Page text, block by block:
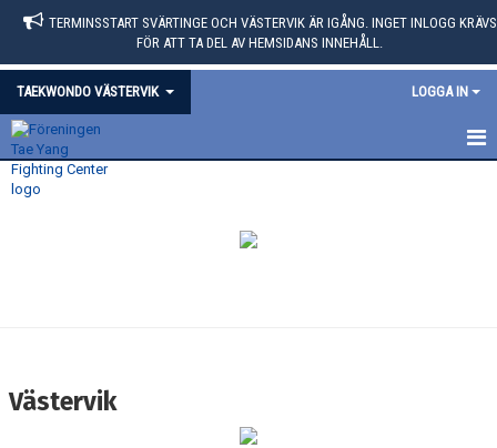
TERMINSSTART SVÄRTINGE OCH VÄSTERVIK ÄR IGÅNG. INGET INLOGG KRÄVS
FÖR ATT TA DEL AV HEMSIDANS INNEHÅLL.
TAEKWONDO VÄSTERVIK LOGGA IN
HEM
Västervik